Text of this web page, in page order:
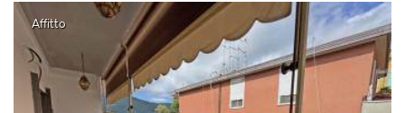
Affitto